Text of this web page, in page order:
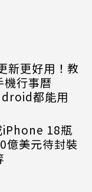
新更好用！教
機行事曆
都能用
iPhone 18瓶
億美元待封裝